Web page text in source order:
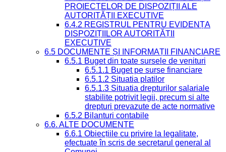
PROIECTELOR DE DISPOZIȚII ALE
AUTORITĂȚII EXECUTIVE
6.4.2 REGISTRUL PENTRU EVIDENȚA
DISPOZIȚIILOR AUTORITĂȚII
EXECUTIVE
6.5 DOCUMENTE ȘI INFORMAȚII FINANCIARE
6.5.1 Buget din toate sursele de venituri
6.5.1.1 Buget pe surse financiare
6.5.1.2 Situatia platilor
6.5.1.3 Situatia drepturilor salariale
stabilite potrivit legii, precum si alte
drepturi prevazute de acte normative
6.5.2 Bilanturi contabile
6.6. ALTE DOCUMENTE
6.6.1 Obiecțiile cu privire la legalitate,
efectuate în scris de secretarul general al